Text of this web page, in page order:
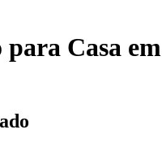
para Casa em